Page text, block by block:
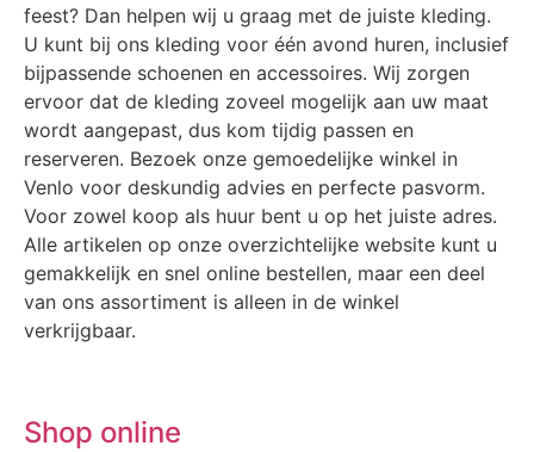
feest? Dan helpen wij u graag met de juiste kleding.
U kunt bij ons kleding voor één avond huren, inclusief
bijpassende schoenen en accessoires. Wij zorgen
ervoor dat de kleding zoveel mogelijk aan uw maat
wordt aangepast, dus kom tijdig passen en
reserveren. Bezoek onze gemoedelijke winkel in
Venlo voor deskundig advies en perfecte pasvorm.
Voor zowel koop als huur bent u op het juiste adres.
Alle artikelen op onze overzichtelijke website kunt u
gemakkelijk en snel online bestellen, maar een deel
van ons assortiment is alleen in de winkel
verkrijgbaar.
Shop online